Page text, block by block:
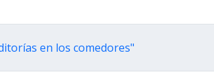
en los comedores"